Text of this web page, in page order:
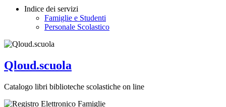
Indice dei servizi
Famiglie e Studenti
Personale Scolastico
Qloud.scuola
Catalogo libri biblioteche scolastiche on line